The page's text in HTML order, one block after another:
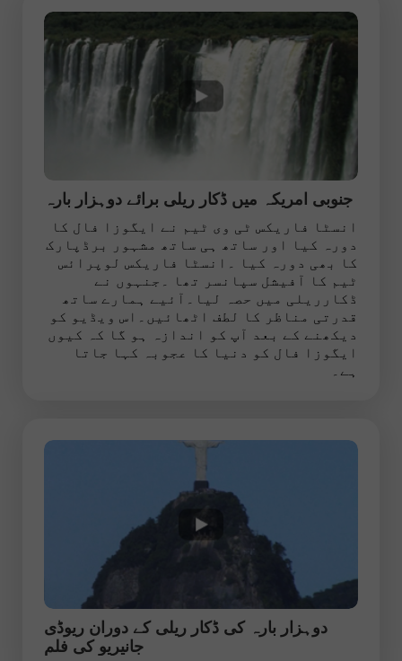
جنوبی امریکہ میں ڈکار ریلی برائے دوہزار بارہ
انسٹا فاریکس ٹی وی ٹیم نے ایگوزا فال کا
دورہ کیا اور ساتھ ہی ساتھ مشہور برڈپارک
کا بھی دورہ کیا ۔انسٹا فاریکس لوپرائس
ٹیم کا آفیشل سپانسر تھا ۔جنہوں نے
ڈکارریلی میں حصہ لیا۔آئیے ہمارے ساتھ
قدرتی مناظر کا لطف اٹھائیں۔اس ویڈیو کو
دیکھنے کے بعد آپ کو اندازہ ہو گا کہ کیوں
ایگوزا فال کو دنیا کا عجوبہ کہا جاتا
ہے۔
دوہزار بارہ کی ڈکار ریلی کے دوران ریوڈی
جانیریو کی فلم